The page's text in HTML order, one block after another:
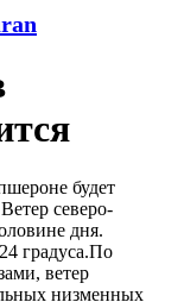
будет
северо-
дня.
градуса.По
ветер
низменных